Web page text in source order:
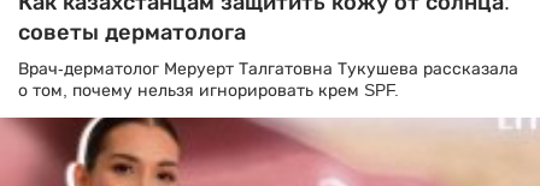
советы дерматолога
Врач-дерматолог Меруерт Талгатовна Тукушева рассказала
о том, почему нельзя игнорировать крем SPF.